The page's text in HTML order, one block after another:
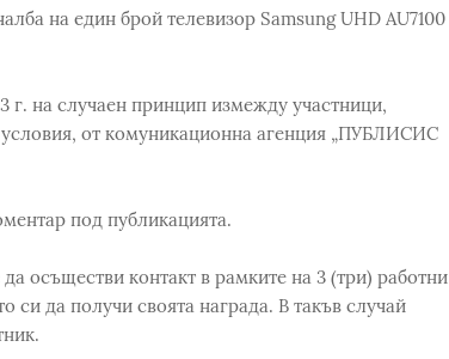
на един брой телевизор Samsung UHD AU7100
г. на случаен принцип измежду участници,
от комуникационна агенция „ПУБЛИСИС
под публикацията.
осъществи контакт в рамките на 3 (три) работни
си да получи своята награда. В такъв случай